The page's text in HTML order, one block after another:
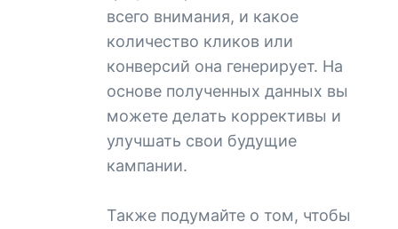
всего внимания, и какое
количество кликов или
конверсий она генерирует. На
основе полученных данных вы
можете делать коррективы и
улучшать свои будущие
кампании.
Также подумайте о том, чтобы